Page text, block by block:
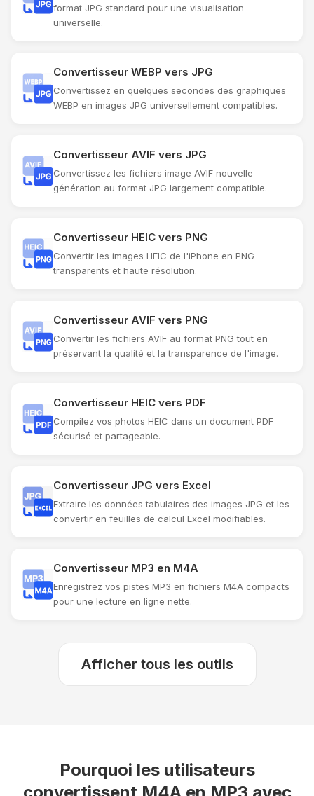
format JPG standard pour une visualisation
universelle.
Convertisseur WEBP vers JPG
Convertissez en quelques secondes des graphiques
WEBP en images JPG universellement compatibles.
Convertisseur AVIF vers JPG
Convertissez les fichiers image AVIF nouvelle
génération au format JPG largement compatible.
Convertisseur HEIC vers PNG
Convertir les images HEIC de l'iPhone en PNG
transparents et haute résolution.
Convertisseur AVIF vers PNG
Convertir les fichiers AVIF au format PNG tout en
préservant la qualité et la transparence de l'image.
Convertisseur HEIC vers PDF
Compilez vos photos HEIC dans un document PDF
sécurisé et partageable.
Convertisseur JPG vers Excel
Extraire les données tabulaires des images JPG et les
convertir en feuilles de calcul Excel modifiables.
Convertisseur MP3 en M4A
Enregistrez vos pistes MP3 en fichiers M4A compacts
pour une lecture en ligne nette.
Afficher tous les outils
Pourquoi les utilisateurs